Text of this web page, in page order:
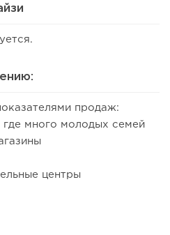
франшиз общепита для
продаж:
много молодых семей
центры